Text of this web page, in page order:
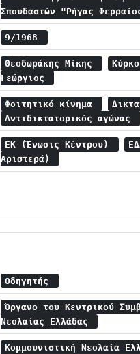
Σπουδαστών "Ρήγας
9/1968
Θεοδωράκης Μίκης
Γεώργιος
Φοιτητικό κίνημα
Αντιδικτατορικός αγώνας
ΕΚ (Ένωσις Κέντρου)
Αριστερά)
Οδηγητής
Όργανο του Κεντρικού
Νεολαίας Ελλάδας
Κομμουνιστική Νεολαία